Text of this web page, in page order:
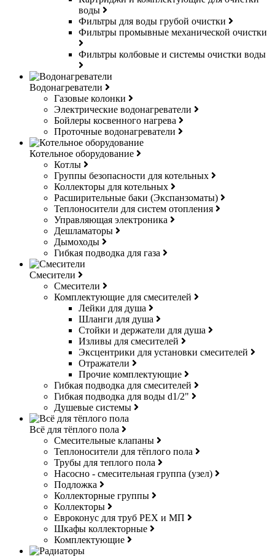
воды
Фильтры для воды грубой очистки
Фильтры промывные механической очистки
Фильтры колбовые и системы очистки воды
Водонагреватели
Газовые колонки
Электрические водонагреватели
Бойлеры косвенного нагрева
Проточные водонагреватели
Котельное оборудование
Котлы
Группы безопасности для котельных
Коллекторы для котельных
Расширительные баки (Экспанзоматы)
Теплоносители для систем отопления
Управляющая электроника
Дешламаторы
Дымоходы
Гибкая подводка для газа
Смесители
Смесители
Комплектующие для смесителей
Лейки для душа
Шланги для душа
Стойки и держатели для душа
Изливы для смесителей
Эксцентрики для установки смесителей
Отражатели
Прочие комплектующие
Гибкая подводка для смесителей
Гибкая подводка для воды d1/2"
Душевые системы
Всё для тёплого пола
Смесительные клапаны
Теплоносители для тёплого пола
Трубы для теплого пола
Насосно - смесительная группа (узел)
Подложка
Коллекторные группы
Коллекторы
Евроконус для труб РЕХ и МП
Шкафы коллекторные
Комплектующие